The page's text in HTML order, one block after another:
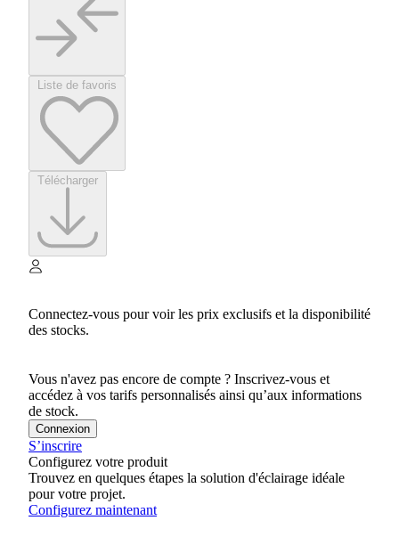
Connectez-vous pour voir les prix exclusifs et la disponibilité
des stocks.
Vous n'avez pas encore de compte ? Inscrivez-vous et
accédez à vos tarifs personnalisés ainsi qu’aux informations
de stock.
Connexion
S’inscrire
Configurez votre produit
Trouvez en quelques étapes la solution d'éclairage idéale
pour votre projet.
Configurez maintenant